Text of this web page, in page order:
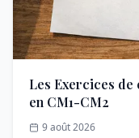
Les Exercices
en CM1-CM2
9 août 2026